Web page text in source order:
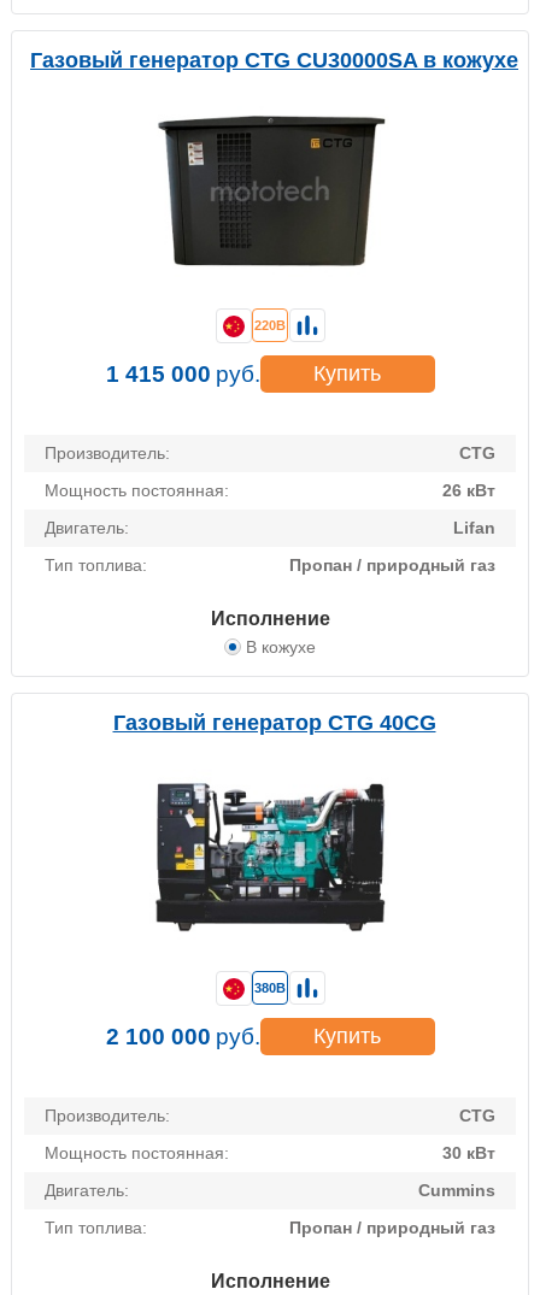
Газовый генератор CTG CU30000SA в кожухе
Производитель:
CTG
Мощность постоянная:
26 кВт
Двигатель:
Lifan
Тип топлива:
Пропан / природный газ
Исполнение
В кожухе
220В
1 415 000 руб. Купить
Газовый генератор CTG 40CG
Производитель:
CTG
Мощность постоянная:
30 кВт
Двигатель:
Cummins
Тип топлива:
Пропан / природный газ
Исполнение
380В
2 100 000 руб. Купить